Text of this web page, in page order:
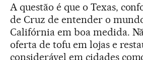
A questão é que o Texas,
de Cruz de entender o
Califórnia em boa medida.
oferta de tofu em lojas e
considerável em cidades